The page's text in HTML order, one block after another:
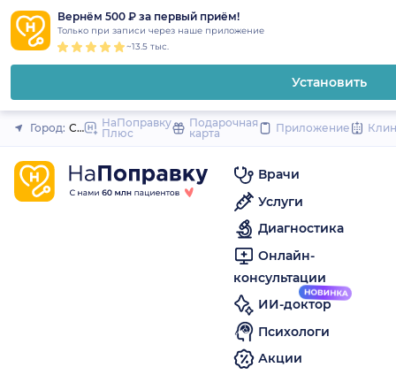
Вернём 500 ₽ за первый приём!
Только при записи через наше приложение
~13.5 тыс.
Установить
Закрыть
Город: СаратовНаПоправку
Плюс
Подарочная
карта
Приложение
Врачи
Услуги
Диагностика
Онлайн-
консультации
ИИ-доктор
Психологи
Акции